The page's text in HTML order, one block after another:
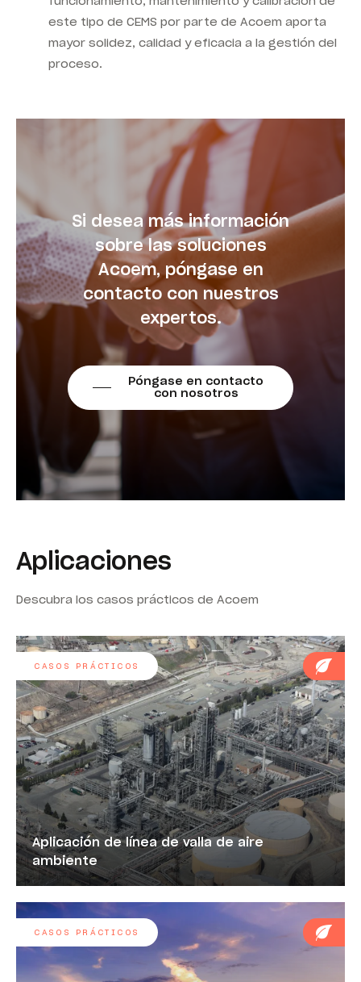
este tipo de CEMS por parte de Acoem aporta
mayor solidez, calidad y eficacia a la gestión del
proceso.
Si desea más información
sobre las soluciones
Acoem, póngase en
contacto con nuestros
expertos.
Póngase en contacto
con nosotros
Aplicaciones
Descubra los casos prácticos de Acoem
Aplicación de línea de valla de aire
ambiente
CASOS PRÁCTICOS
CASOS PRÁCTICOS